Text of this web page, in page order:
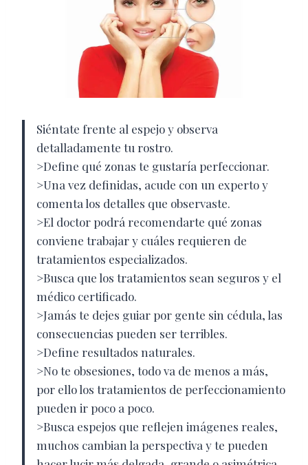
Siéntate frente al espejo y observa
detalladamente tu rostro.
>Define qué zonas te gustaría perfeccionar.
>Una vez definidas, acude con un experto y
comenta los detalles que observaste.
>El doctor podrá recomendarte qué zonas
conviene trabajar y cuáles requieren de
tratamientos especializados.
>Busca que los tratamientos sean seguros y el
médico certificado.
>Jamás te dejes guiar por gente sin cédula, las
consecuencias pueden ser terribles.
>Define resultados naturales.
>No te obsesiones, todo va de menos a más,
por ello los tratamientos de perfeccionamiento
pueden ir poco a poco.
>Busca espejos que reflejen imágenes reales,
muchos cambian la perspectiva y te pueden